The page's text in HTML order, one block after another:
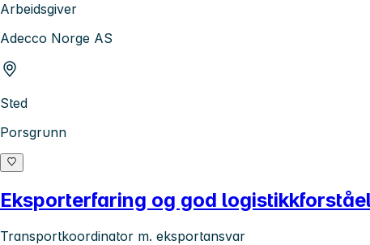
Arbeidsgiver
Adecco Norge AS
Sted
Porsgrunn
Eksporterfaring og god
Transportkoordinator m. eksportansvar